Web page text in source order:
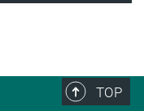
TOP